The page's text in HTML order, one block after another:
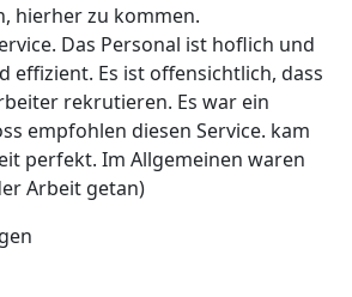
hierher zu kommen.
Das Personal ist hoflich und
effizient. Es ist offensichtlich, dass
rekrutieren. Es war ein
empfohlen diesen Service. kam
perfekt. Im Allgemeinen waren
Arbeit getan)